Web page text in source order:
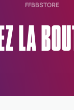
FFBBSTORE
LA